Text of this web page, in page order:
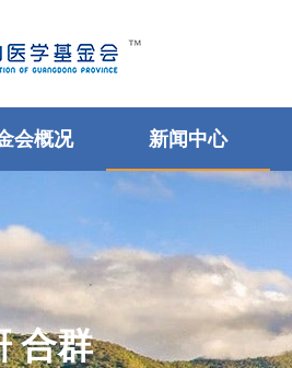
会概况 新闻中心
合群